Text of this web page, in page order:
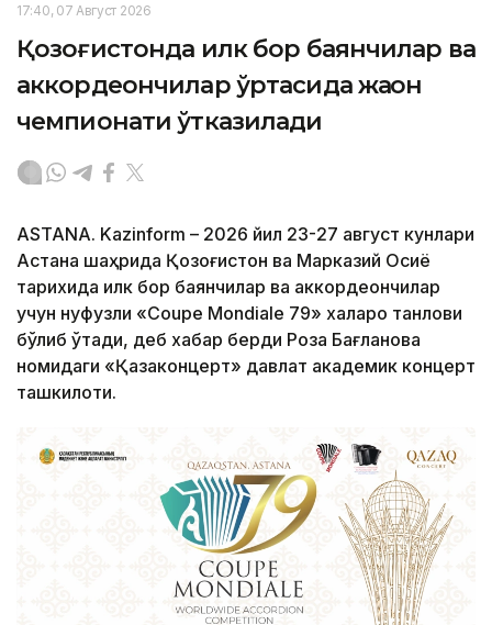
17:40, 07 Август 2026
Қозоғистонда илк бор баянчилар ва
аккордеончилар ўртасида жаҳон
чемпионати ўтказилади
ASTANA. Kazinform – 2026 йил 23-27 август кунлари
Астана шаҳрида Қозоғистон ва Марказий Осиё
тарихида илк бор баянчилар ва аккордеончилар
учун нуфузли «Coupe Mondiale 79» халқаро танлови
бўлиб ўтади, деб хабар берди Роза Бағланова
номидаги «Қазақконцерт» давлат академик концерт
ташкилоти.